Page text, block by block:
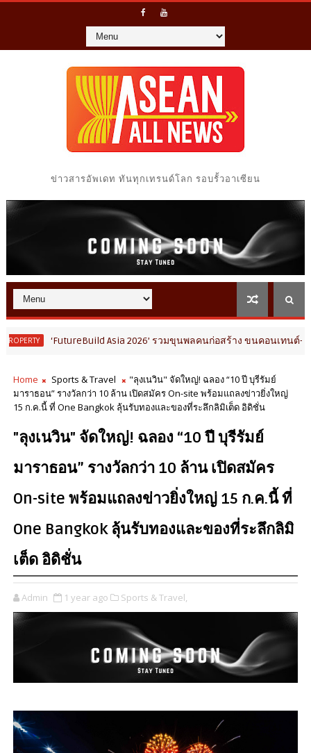
ข่าวสารอัพเดท ทันทุกเทรนด์โลก รอบรั้วอาเซียน
Asia 2026’ รวมขุนพลคนก่อสร้าง ขนคอนเทนต์-นิทรรศการเ
Home Sports & Travel
"ลุงเนวิน" จัดใหญ่! ฉลอง “10 ปี บุรีรัมย์
มาราธอน” รางวัลกว่า 10 ล้าน เปิดสมัคร On-site พร้อมแถลงข่าวยิ่งใหญ่
15 ก.ค.นี้ ที่ One Bangkok ลุ้นรับทองและของที่ระลึกลิมิเต็ด อิดิชั่น
"ลุงเนวิน" จัดใหญ่! ฉลอง “10 ปี บุรีรัมย์
มาราธอน” รางวัลกว่า 10 ล้าน เปิดสมัคร
On-site พร้อมแถลงข่าวยิ่งใหญ่ 15 ก.ค.นี้ ที่
One Bangkok ลุ้นรับทองและของที่ระลึกลิมิ
เต็ด อิดิชั่น
Admin 1 year ago Sports & Travel,